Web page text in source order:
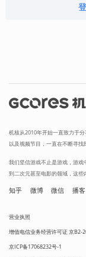
机核从2010年开始一直致力于
以及视频节目，一直在不断寻找
我们坚信游戏不止是游戏，游
到二次元甚至电影的领域，这些
知乎 微博 微信 播客
营业执照
增值电信业务经营许可证 京B2-
京ICP备17068232号-1